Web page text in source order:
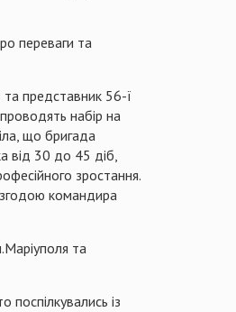
переваги та
представник 56-ї
набір на
що бригада
від 30 до 45 діб,
зростання.
командира
та
із